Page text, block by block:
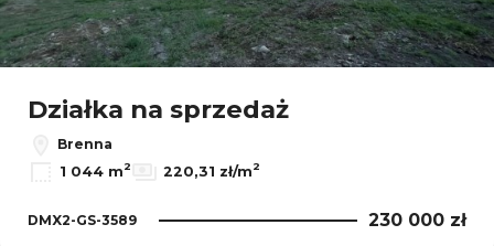
Działka na sprzedaż
Brenna
1 044 m2 220,31 zł/m2
DMX2-GS-3589 230 000 zł